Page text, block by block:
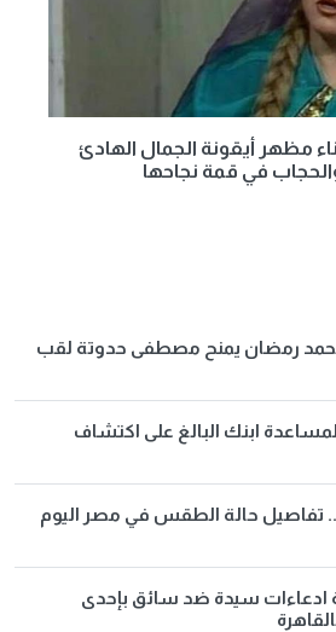
مظهر أيقونة الجمال الهادئ
والحجاب في قمة نجاحها
محمد رمضان يمنح مصطفى حدوتة لقب
ابنك البالغ على اكتشاف
تفاصيل حالة الطقس في مصر اليوم
ادعاءات سيدة ضد سائق بإحدى